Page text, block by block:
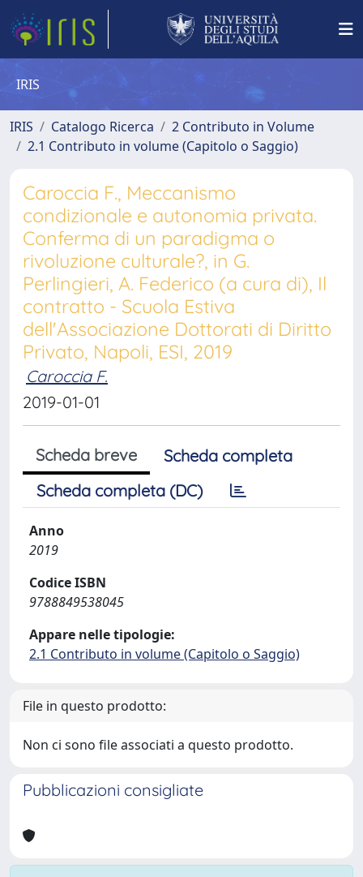
IRIS
IRIS Catalogo Ricerca
2 Contributo in Volume
2.1 Contributo in volume (Capitolo o Saggio)
Caroccia F., Meccanismo
condizionale e autonomia privata.
Conferma di un paradigma o
rivoluzione culturale?, in G.
Perlingieri, A. Federico (a cura di), Il
contratto - Scuola Estiva
dell'Associazione Dottorati di Diritto
Privato, Napoli, ESI, 2019
Caroccia F.
2019-01-01
Scheda breve
Scheda completa
Scheda completa (DC)
Anno
2019
Codice ISBN
9788849538045
Appare nelle tipologie:
2.1 Contributo in volume (Capitolo o Saggio)
File in questo prodotto:
Non ci sono file associati a questo prodotto.
Pubblicazioni consigliate